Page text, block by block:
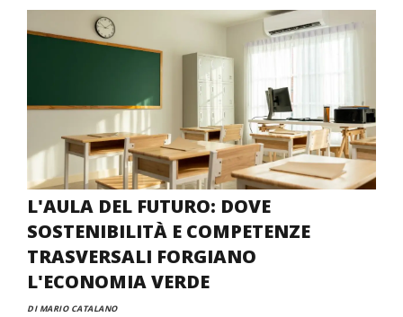
L'AULA DEL FUTURO: DOVE
SOSTENIBILITÀ E COMPETENZE
TRASVERSALI FORGIANO
L'ECONOMIA VERDE
DI MARIO CATALANO